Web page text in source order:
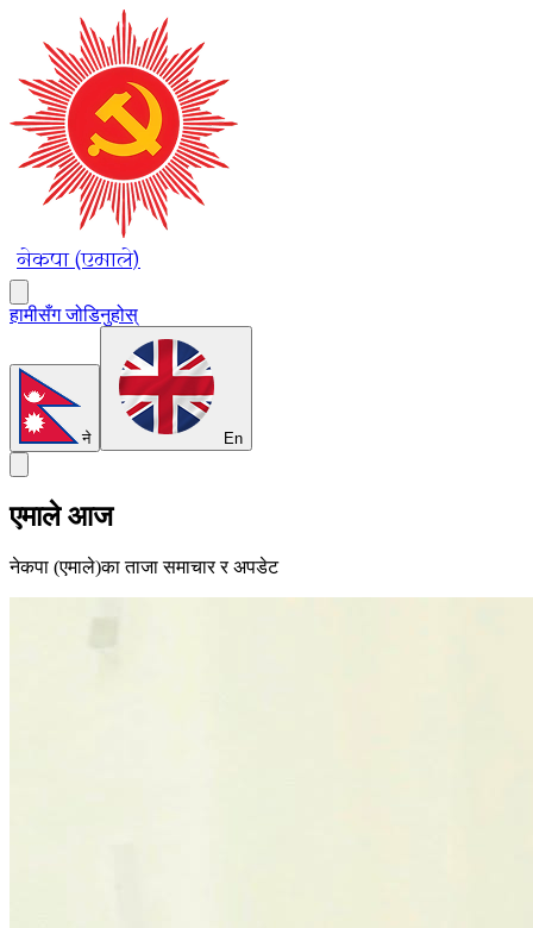
नेकपा (एमाले)
हामीसँग जोडिनुहोस्
ने En
एमाले आज
नेकपा (एमाले)का ताजा समाचार र अपडेट